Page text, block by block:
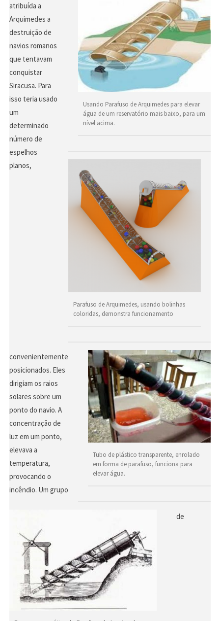
Usando Parafuso de Arquimedes para elevar
água de um reservatório mais baixo, para um
nível acima.
Parafuso de Arquimedes, usando bolinhas
coloridas, demonstra funcionamento
Tubo de plástico transparente, enrolado
em forma de parafuso, funciona para
elevar água.
atribuída a
Arquimedes a
destruição de
navios romanos
que tentavam
conquistar
Siracusa. Para
isso teria usado
um
determinado
número de
espelhos
planos,
convenientemente
posicionados. Eles
dirigiam os raios
solares sobre um
ponto do navio. A
concentração de
luz em um ponto,
elevava a
temperatura,
provocando o
incêndio. Um grupo
de